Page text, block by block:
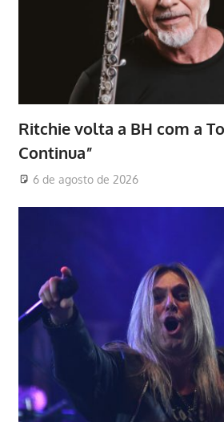
Ritchie volta a BH com a
Continua”
6 de agosto de 2026